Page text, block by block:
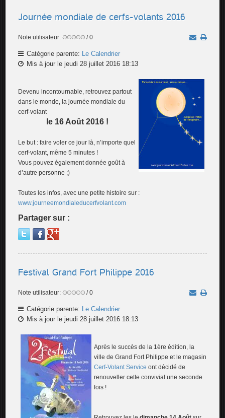
Journée mondiale de cerfs-volants 2016
Note utilisateur: / 0
Catégorie parente: Le Calendrier
Mis à jour le jeudi 28 juillet 2016 18:13
Devenu incontournable, retrouvez partout
dans le monde, la journée mondiale du
cerf-volant
le 16 Août 2016 !
Le but : faire voler ce jour là, n’importe quel
cerf-volant, même 5 minutes !
Vous pouvez également donnée goût à
d’autre personne ;)
Toutes les infos, avec une petite histoire sur :
www.journeemondialeducerfvolant.com
Partager sur :
Festival Grand Fort Philippe 2016
Note utilisateur: / 0
Catégorie parente: Le Calendrier
Mis à jour le jeudi 28 juillet 2016 18:13
Après le succès de la 1ère édition, la
ville de Grand Fort Philippe et le magasin
Cerf-Volant Service ont décidé de
renouveller cette convivial une seconde
fois !